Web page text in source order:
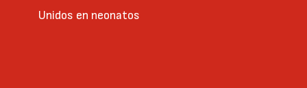
Unidos en neonatos